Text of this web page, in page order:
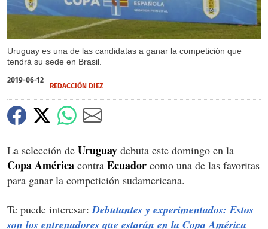
Uruguay es una de las candidatas a ganar la competición que
tendrá su sede en Brasil.
2019-06-12
REDACCIÓN DIEZ
La selección de Uruguay debuta este domingo en la
Copa América contra Ecuador como una de las favoritas
para ganar la competición sudamericana.
Te puede interesar:Debutantes y experimentados: Estos
son los entrenadores que estarán en la Copa América